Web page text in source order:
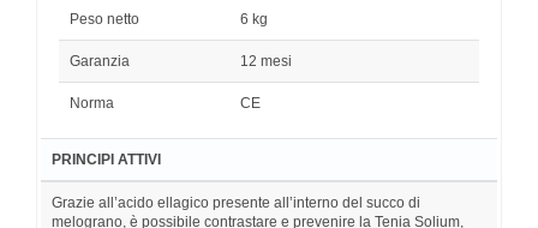
Peso netto 6 kg
Garanzia 12 mesi
Norma CE
PRINCIPI ATTIVI
Grazie all’acido ellagico presente all’interno del succo di
melograno, è possibile contrastare e prevenire la Tenia Solium,